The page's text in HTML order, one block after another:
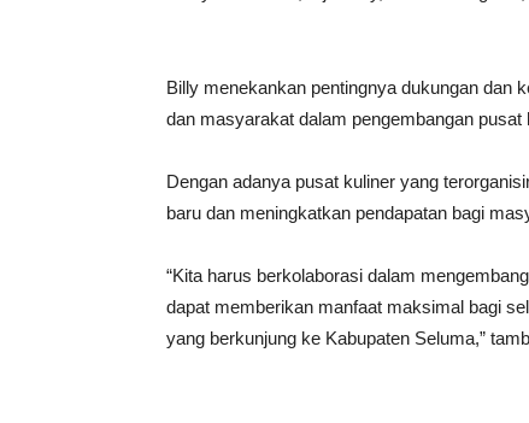
Billy menekankan pentingnya dukungan dan
dan masyarakat dalam pengembangan pusat
Dengan adanya pusat kuliner yang
baru dan meningkatkan pendapatan bagi
“Kita harus berkolaborasi dalam
dapat memberikan manfaat maksimal bagi
yang berkunjung ke Kabupaten Seluma,”